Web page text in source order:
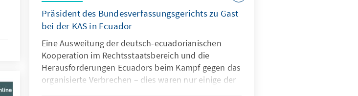
Präsident des Bundesverfassungsgerichts zu Gast
bei der KAS in Ecuador
Eine Ausweitung der deutsch-ecuadorianischen
Kooperation im Rechtsstaatsbereich und die
Herausforderungen Ecuadors beim Kampf gegen das
organisierte Verbrechen – dies waren nur einige der